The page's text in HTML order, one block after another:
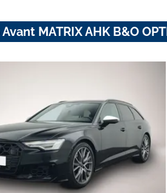
MATRIX AHK B&O